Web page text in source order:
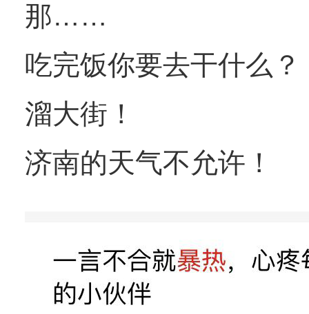
那……
吃完饭你要去干什么？
溜大街！
济南的天气不允许！